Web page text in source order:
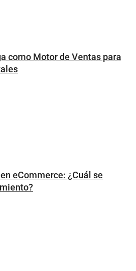
como Motor de Ventas para
eCommerce: ¿Cuál se